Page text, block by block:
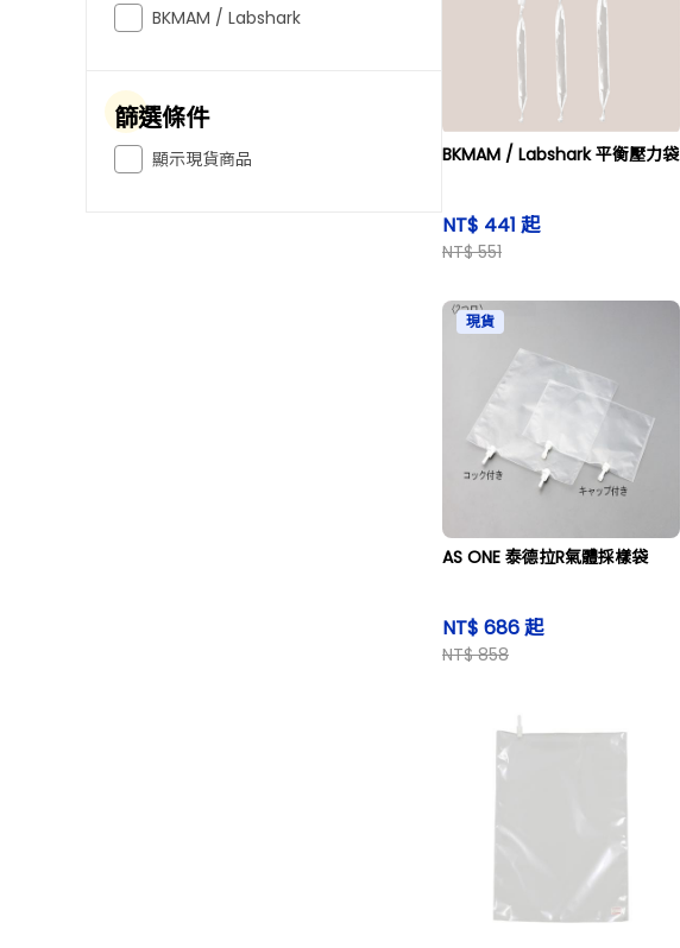
BKMAM / Labshark
篩選條件
顯示現貨商品 BKMAM / Labshark 平衡壓力袋
NT$ 441 起
NT$ 551
現貨
AS ONE 泰德拉R氣體採樣袋
NT$ 686 起
NT$ 858